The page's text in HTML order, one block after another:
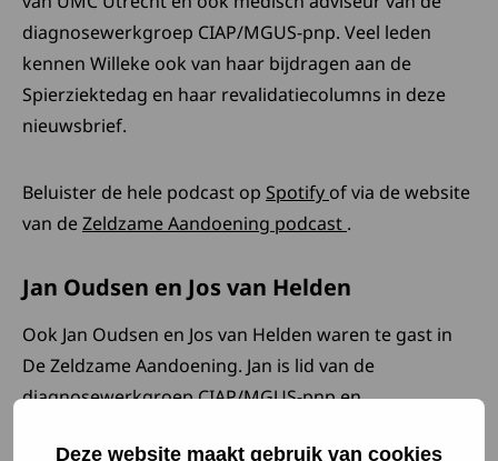
Deze website maakt gebruik van cookies
diagnosewerkgroep CIAP/MGUS-pnp. Veel leden
kennen Willeke ook van haar bijdragen aan de
Spierziektedag en haar revalidatiecolumns in deze
nieuwsbrief.
Beluister de hele podcast op Spotify Deze link opent in
of via de website
van deZeldzame Aandoening podcast Deze link opent
.
Jan Oudsen en Jos van Helden
Ook Jan Oudsen en Jos van Helden waren te gast in
De Zeldzame Aandoening. Jan is lid van de
diagnosewerkgroep CIAP/MGUS-pnp en